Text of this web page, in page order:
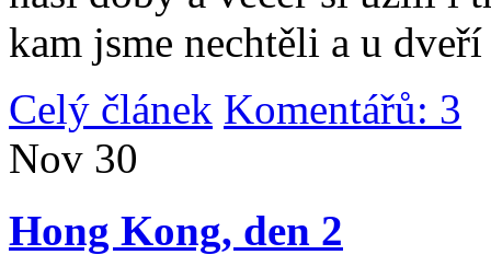
kam jsme nechtěli a u
Celý článek Komentářů: 3
Nov 30
Hong Kong, den 2